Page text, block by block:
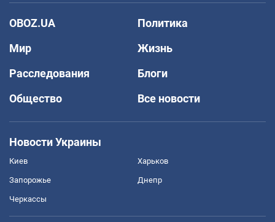
OBOZ.UA
Политика
Мир
Жизнь
Расследования
Блоги
Общество
Все новости
Новости Украины
Киев Харьков
Запорожье Днепр
Черкассы